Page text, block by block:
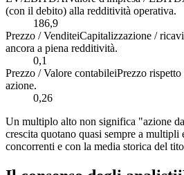
(con il debito) alla redditività operativa.
186,9
Prezzo / VenditeiCapitalizzazione /
ancora a piena redditività.
0,1
Prezzo / Valore contabileiPrezzo
azione.
0,26
Un multiplo alto non significa "azione
crescita quotano quasi sempre a
concorrenti e con la media storica del